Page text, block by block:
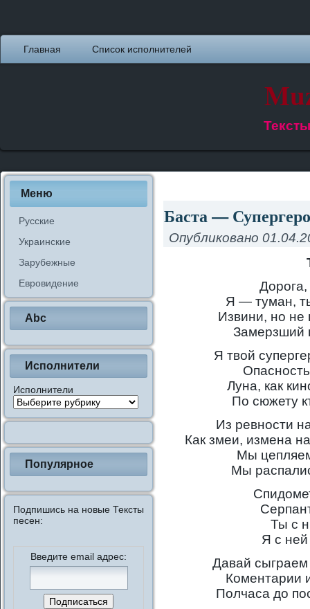
Главная Список исполнителей
Меню
Русские
Украинские
Зарубежные
Евровидение
Abc
Исполнители
Исполнители
Популярное
Подпишись на новые Тексты
песен:
Введите email адрес:
Баста —
Опубликовано
Дорога,
Я — туман,
Извини, но не
Замерзший
Я твой
Луна, как
По сюжету
Из ревности
Как змеи, измена
Мы
Мы
Ты с
Я с
Давай сыграем
Коментарии
Полчаса до